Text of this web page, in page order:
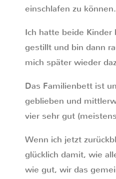
einschlafen zu können.
Ich hatte beide Kinder
gestillt und bin dann
mich später wieder
Das Familienbett ist
geblieben und
vier sehr gut
Wenn ich jetzt
glücklich damit, wie
wie gut, wir das